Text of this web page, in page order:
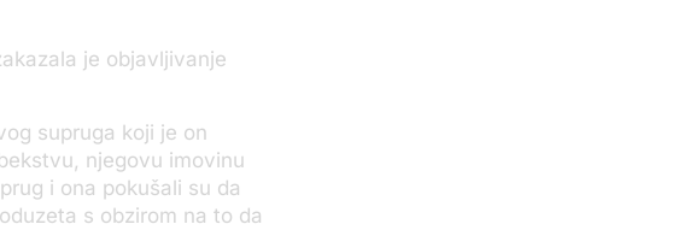
je objavljivanje
supruga koji je on
njegovu imovinu
i ona pokušali su da
s obzirom na to da